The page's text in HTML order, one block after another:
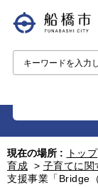
現在の場所 : トップ
育成 > 子育てに関
支援事業「Bridge